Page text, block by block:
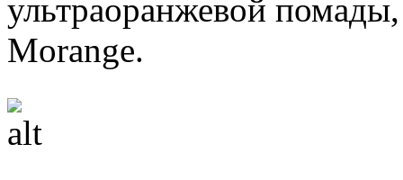
ультраоранжевой
Morange.